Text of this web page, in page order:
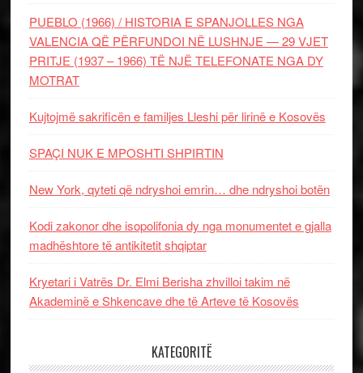
PUEBLO (1966) / HISTORIA E SPANJOLLES NGA
VALENCIA QË PËRFUNDOI NË LUSHNJE — 29 VJET
PRITJE (1937 – 1966) TË NJË TELEFONATE NGA DY
MOTRAT
Kujtojmë sakrificën e familjes Lleshi për lirinë e Kosovës
SPAÇI NUK E MPOSHTI SHPIRTIN
New York, qyteti që ndryshoi emrin… dhe ndryshoi botën
Kodi zakonor dhe isopolifonia dy nga monumentet e gjalla
madhështore të antikitetit shqiptar
Kryetari i Vatrës Dr. Elmi Berisha zhvilloi takim në
Akademinë e Shkencave dhe të Arteve të Kosovës
KATEGORITË